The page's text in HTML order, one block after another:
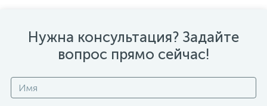
Нужна консультация? Задайте
вопрос прямо сейчас!